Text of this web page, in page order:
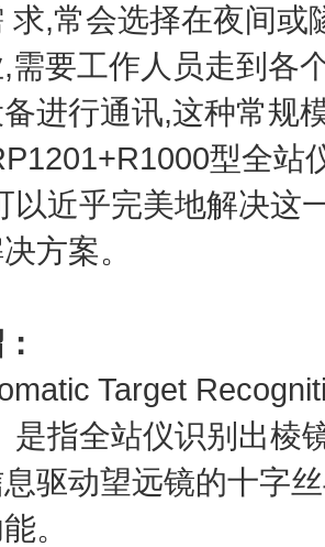
求,常会选择在夜间
需要工作人员走到各
进行通讯,这种常规
型全站
以近乎完美地解决这
方案。
Target
是指全站仪识别出棱
驱动望远镜的十字
。